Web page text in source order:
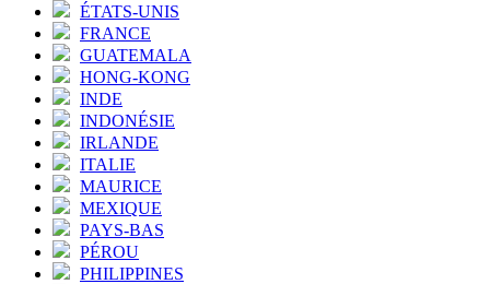
ÉTATS-UNIS
FRANCE
GUATEMALA
HONG-KONG
INDE
INDONÉSIE
IRLANDE
ITALIE
MAURICE
MEXIQUE
PAYS-BAS
PÉROU
PHILIPPINES